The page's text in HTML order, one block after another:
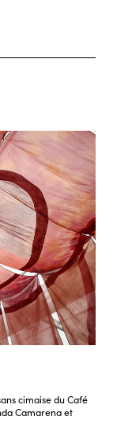
cimaise du Café
Camarena et